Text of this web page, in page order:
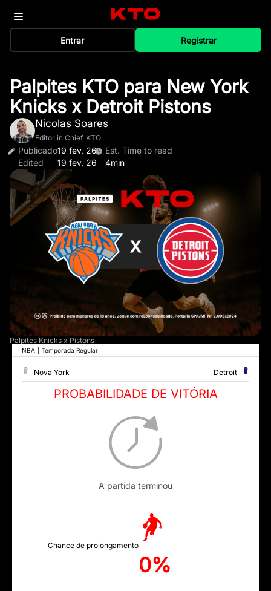
Entrar Registrar
Palpites KTO para New York
Knicks x Detroit Pistons
Nicolas Soares
Editor in Chief, KTO
Publicado19 fev, 26
Edited
19 fev, 26
Est. Time to read
4min
Palpites Knicks x Pistons
NBA Temporada Regular
Nova York Detroit
PROBABILIDADE DE VITÓRIA
A partida terminou
Chance de prolongamento
0%